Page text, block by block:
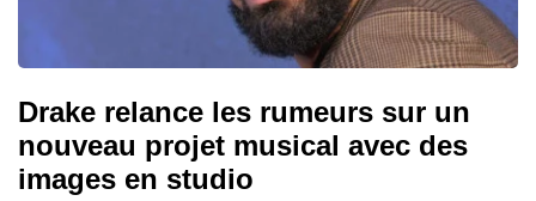
Drake relance les rumeurs sur un
nouveau projet musical avec des
images en studio